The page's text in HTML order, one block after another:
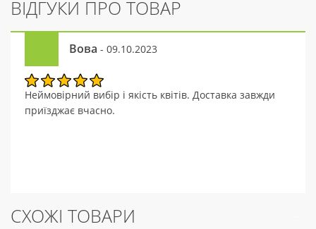
ВІДГУКИ ПРО ТОВАР
Вова - 09.10.2023
Неймовірний вибір і якість квітів. Доставка завжди
приїзджає вчасно.
СХОЖІ ТОВАРИ